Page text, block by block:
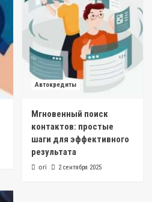
Автокредиты
Мгновенный поиск
контактов: простые
шаги для эффективного
результата
ori 2 сентября 2025